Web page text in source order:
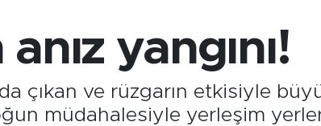
BİST100
13.773
%-19
yangını!
çıkan ve rüzgarın etkisiyle
müdahalesiyle yerleşim